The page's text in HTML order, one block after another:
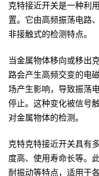
克特接近开关是一种利
置。它由高频振荡电路
非接触式的检测特点。
当金属物体移向或移出
路会产生高频交变的电
场产生影响，导致振荡
停止。这种变化被信号
对金属物体的检测。
克特克特接近开关具有
度高、使用寿命长等。
耐振动等特点，适用于